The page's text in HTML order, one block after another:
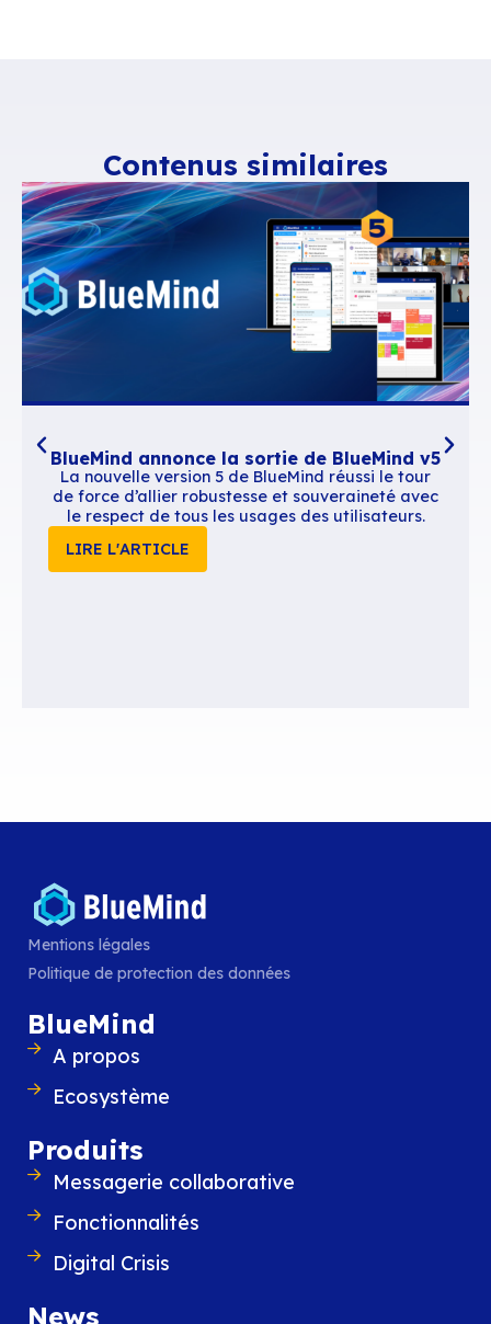
trouveront des réponses à l’ensemble de leurs
numériques, techniques et fonctionnels.
BlueMind y participe depuis plusieurs années
rencontrer ses pairs et échanger sur des
communes.
En savoir plus
BlueMind annonce la sortie de
de force d’allier robustesse et
le respect de tous les usages des
LIRE L'ARTICLE
Mentions légales
Politique de protection des données
BlueMind
A propos
Ecosystème
Produits
Messagerie collaborative
Fonctionnalités
Digital Crisis
News